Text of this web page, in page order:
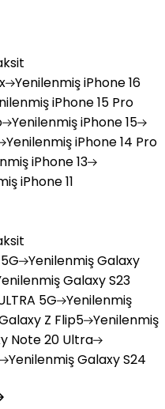
YenilenmişiPhone 16
iPhone 15 Pro
YenilenmişiPhone 15
YenilenmişiPhone 14 Pro
iPhone 13
iPhone 11
YenilenmişGalaxy
Galaxy S23
5G Yenilenmiş
Z Flip5 Yenilenmiş
Note 20 Ultra
YenilenmişGalaxy S24